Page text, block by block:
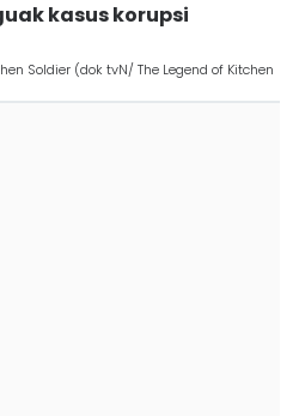
kasus korupsi
Soldier (dok tvN/ The Legend of Kitchen